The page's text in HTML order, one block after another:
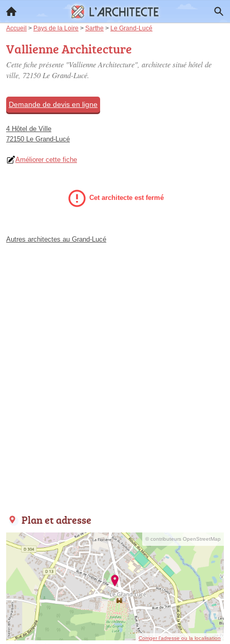
Accueil > Pays de la Loire > Sarthe > Le Grand-Lucé
Vallienne Architecture
Cette fiche présente "Vallienne Architecture", architecte situé hôtel de
ville, 72150 Le Grand-Lucé.
Demande de devis en ligne
4 Hôtel de Ville
72150 Le Grand-Lucé
Améliorer cette fiche
Cet architecte est fermé
Autres architectes au Grand-Lucé
Plan et adresse
© contributeurs OpenStreetMap
Corriger l’adresse ou la localisation